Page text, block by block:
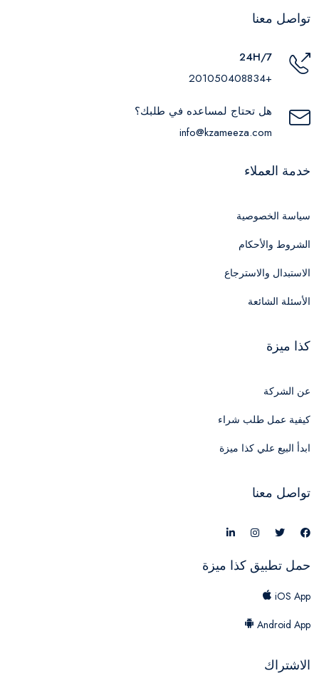
تواصل معنا
24H/7
+201050408834
هل تحتاج لمساعده في طلبك؟
info@kzameeza.com
خدمة العملاء
سياسة الخصوصية
الشروط والأحكام
الاستبدال والاسترجاع
الأسئلة الشائعة
كذا ميزة
عن الشركة
كيفية عمل طلب شراء
ابدأ البيع علي كذا ميزة
تواصل معنا
حمل تطبيق كذا ميزة
iOS App
Android App
الاشتراك